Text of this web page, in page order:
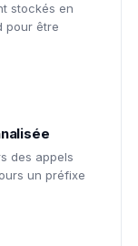
stockés en
pour être
des appels
un préfixe